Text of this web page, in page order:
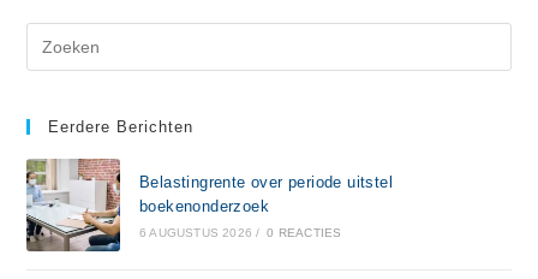
Eerdere Berichten
Belastingrente over periode uitstel
boekenonderzoek
6 AUGUSTUS 2026 / 0 REACTIES